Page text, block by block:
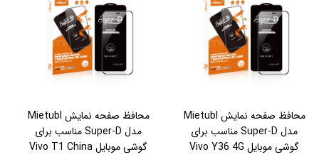
محافظ صفحه نمایش Mietubl
مدل Super-D مناسب برای
گوشی موبایل Vivo Y36 4G
محافظ صفحه نمایش Mietubl
مدل Super-D مناسب برای
گوشی موبایل Vivo T1 China